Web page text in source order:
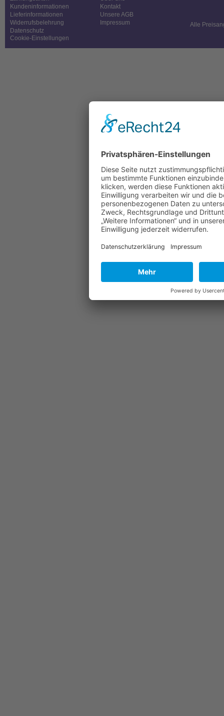
Kundeninformationen
Lieferinformationen
Widerrufsbelehrung
Datenschutz
Cookie-Einstellungen
Kontakt
Unsere AGB
Impressum
Alle